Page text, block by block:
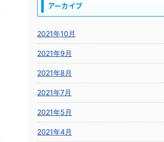
アーカイブ
2021年10月
2021年9月
2021年8月
2021年7月
2021年5月
2021年4月